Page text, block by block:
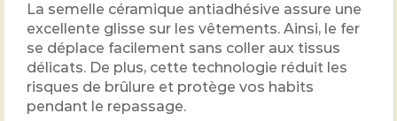
La semelle céramique antiadhésive assure une
excellente glisse sur les vêtements. Ainsi, le fer
se déplace facilement sans coller aux tissus
délicats. De plus, cette technologie réduit les
risques de brûlure et protège vos habits
pendant le repassage.